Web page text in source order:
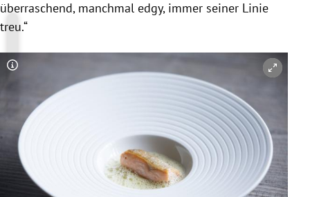
überraschend, manchmal edgy, immer seiner Linie
treu.“
Copyright-Hinweis öffnen/schließen